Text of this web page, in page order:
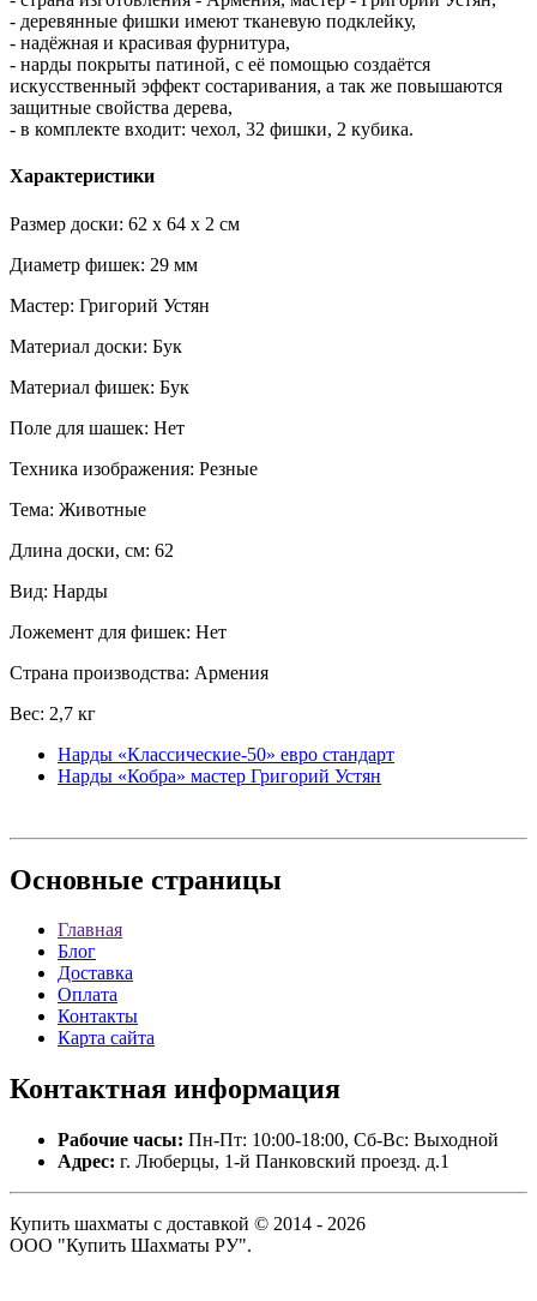
- деревянные фишки имеют тканевую подклейку,
- надёжная и красивая фурнитура,
- нарды покрыты патиной, с её помощью создаётся
искусственный эффект состаривания, а так же повышаются
защитные свойства дерева,
- в комплекте входит: чехол, 32 фишки, 2 кубика.
Характеристики
Размер доски: 62 x 64 x 2 см
Диаметр фишек: 29 мм
Мастер: Григорий Устян
Материал доски: Бук
Материал фишек: Бук
Поле для шашек: Нет
Техника изображения: Резные
Тема: Животные
Длина доски, см: 62
Вид: Нарды
Ложемент для фишек: Нет
Страна производства: Армения
Вес: 2,7 кг
Нарды «Классические-50» евро стандарт
Нарды «Кобра» мастер Григорий Устян
Основные страницы
Главная
Блог
Доставка
Оплата
Контакты
Карта сайта
Контактная информация
Рабочие часы: Пн-Пт: 10:00-18:00, Сб-Вс: Выходной
Адрес: г. Люберцы, 1-й Панковский проезд. д.1
Купить шахматы с доставкой © 2014 - 2026
ООО "Купить Шахматы РУ".